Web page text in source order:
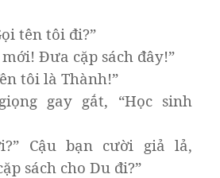
tên tôi đi?”
Đưa cặp sách đây!”
tôi là Thành!”
gay gắt, “Học sinh
Cậu bạn cười giả lả,
sách cho Du đi?”